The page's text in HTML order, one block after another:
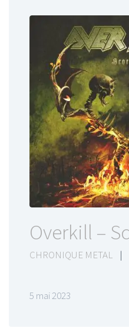
Overkill –
CHRONIQUE METAL |
5 mai 2023